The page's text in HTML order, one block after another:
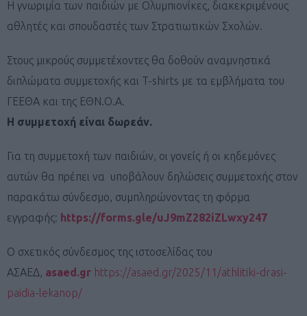
Η γνωριμία των παιδιών με Ολυμπιονίκες, διακεκριμένους
αθλητές και σπουδαστές των Στρατιωτικών Σχολών.
Στους μικρούς συμμετέχοντες θα δοθούν αναμνηστικά
διπλώματα συμμετοχής και T-shirts με τα εμβλήματα του
ΓΕΕΘΑ και της ΕΘΝ.Ο.Α.
Η συμμετοχή είναι δωρεάν.
Για τη συμμετοχή των παιδιών, οι γονείς ή οι κηδεμόνες
αυτών θα πρέπει να υποβάλουν δηλώσεις συμμετοχής στον
παρακάτω σύνδεσμο, συμπληρώνοντας τη φόρμα
εγγραφής: https://forms.gle/uJ9mZ282iZLwxy247
Ο σχετικός σύνδεσμος της ιστοσελίδας του
ΑΣΑΕΔ, asaed.gr https://asaed.gr/2025/11/athlitiki-drasi-
paidia-lekanop/